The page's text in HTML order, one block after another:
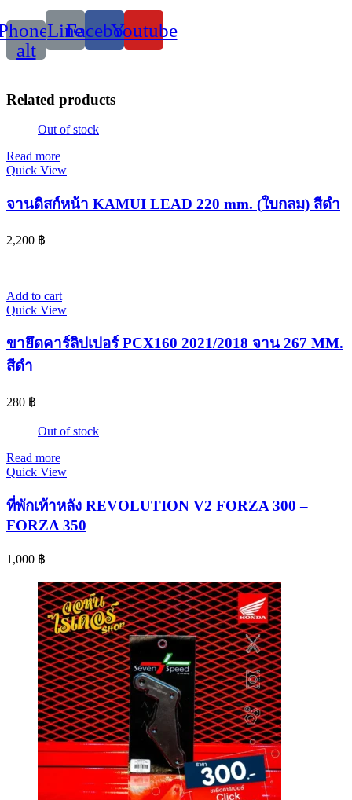
alt
LineFacebookYoutube
Related products
Out of stock
Read more
Quick View
จานดิสก์หน้า KAMUI LEAD 220 mm. (ใบกลม) สีดำ
2,200 ฿
Add to cart
Quick View
ขายึดคาร์ลิปเปอร์ PCX160 2021/2018 จาน 267 MM.
สีดำ
280 ฿
Out of stock
Read more
Quick View
ที่พักเท้าหลัง REVOLUTION V2 FORZA 300 –
FORZA 350
1,000 ฿